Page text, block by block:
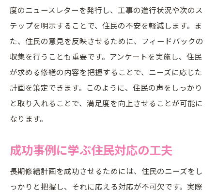
度のニュースレターを発行し、工事の進行状況や次のス
テップを明示することで、住民の不安を軽減します。ま
た、住民の意見を反映させるために、フィードバックの
収集を行うことも重要です。アンケートを実施し、住民
が求める修繕の内容を把握することで、ニーズに応じた
計画を策定できます。このように、住民の声をしっかり
と取り入れることで、満足度を向上させることが可能に
なります。
成功事例に学ぶ住民対応の工夫
長期修繕計画を成功させるためには、住民のニーズをし
っかりと把握し、それに応える対応が不可欠です。実際